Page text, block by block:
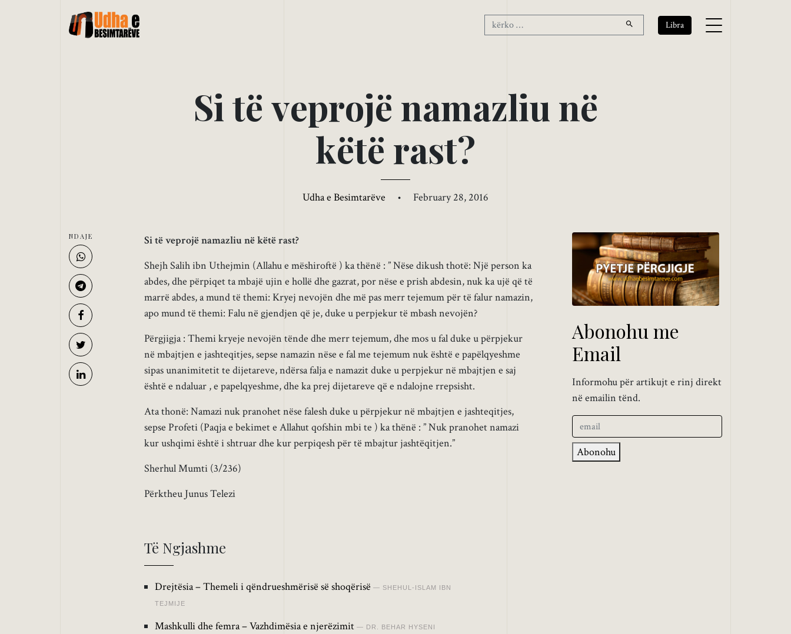
Libra
Si të veprojë namazliu në
këtë rast?
Udha e Besimtarëve • February 28, 2016
Si të veprojë namazliu në këtë rast?
Shejh Salih ibn Uthejmin (Allahu e mëshiroftë ) ka thënë : ” Nëse dikush thotë: Një person ka
abdes, dhe përpiqet ta mbajë ujin e hollë dhe gazrat, por nëse e prish abdesin, nuk ka ujë që të
marrë abdes, a mund të themi: Kryej nevojën dhe më pas merr tejemum për të falur namazin,
apo mund të themi: Falu në gjendjen që je, duke u perpjekur të mbash nevojën?
Përgjigja : Themi kryeje nevojën tënde dhe merr tejemum, dhe mos u fal duke u përpjekur
në mbajtjen e jashteqitjes, sepse namazin nëse e fal me tejemum nuk është e papëlqyeshme
sipas unanimitetit te dijetareve, ndërsa falja e namazit duke u perpjekur në mbajtjen e saj
është e ndaluar , e papelqyeshme, dhe ka prej dijetareve që e ndalojne rrepsisht.
Ata thonë: Namazi nuk pranohet nëse falesh duke u përpjekur në mbajtjen e jashteqitjes,
sepse Profeti (Paqja e bekimet e Allahut qofshin mbi te ) ka thënë : ” Nuk pranohet namazi
kur ushqimi është i shtruar dhe kur perpiqesh për të mbajtur jashtëqitjen.”
Sherhul Mumti (3/236)
Përktheu Junus Telezi
Të Ngjashme
Drejtësia – Themeli i qëndrueshmërisë së shoqërisë SHEHUL-ISLAM IBN
TEJMIJE
Mashkulli dhe femra – Vazhdimësia e njerëzimit DR. BEHAR HYSENI
NDAJE
Abonohu me
Email
Informohu për artikujt e rinj direkt
në emailin tënd.
Abonohu